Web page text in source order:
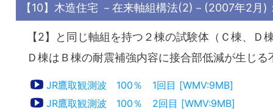
【10】木造住宅 －在来軸組構法(2)－(2007年2月
【2】と同じ軸組を持つ２棟の試験体（Ｃ棟、
Ｄ棟はＢ棟の耐震補強内容に接合部低減が生じ
JR鷹取観測波 100％ 1回目 [WMV:9MB]
JR鷹取観測波 100％ 2回目 [WMV:9MB]